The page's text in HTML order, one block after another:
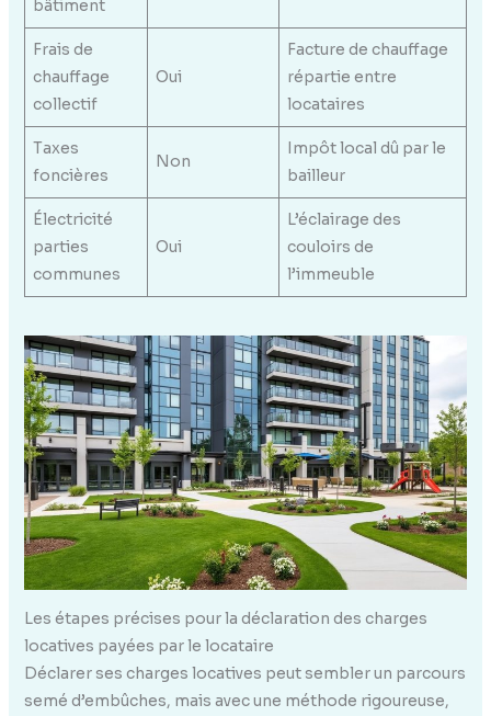
bâtiment
Frais de
chauffage
collectif
Oui
Facture de chauffage
répartie entre
locataires
Taxes
foncières
Non
Impôt local dû par le
bailleur
Électricité
parties
communes
Oui
L’éclairage des
couloirs de
l’immeuble
Les étapes précises pour la déclaration des charges
locatives payées par le locataire
Déclarer ses charges locatives peut sembler un parcours
semé d’embûches, mais avec une méthode rigoureuse,